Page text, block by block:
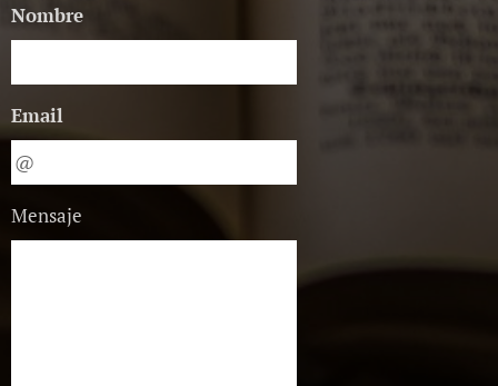
Nombre
Email
Mensaje